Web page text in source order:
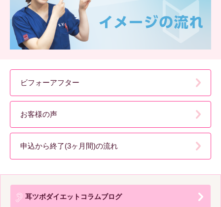
ビフォーアフター
お客様の声
申込から終了(3ヶ月間)の流れ
耳ツボダイエットコラムブログ